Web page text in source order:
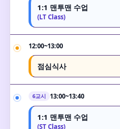
1:1 맨투맨 수업
(LT Class)
12:00~13:00
점심식사
6교시 13:00~13:40
1:1 맨투맨 수업
(ST Class)